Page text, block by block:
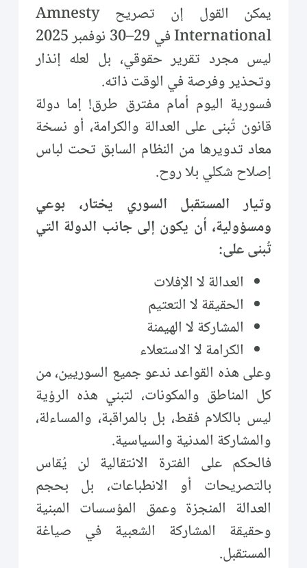
يمكن القول إن تصريح Amnesty
International في 29–30 نوفمبر 2025
ليس مجرد تقرير حقوقي، بل لعله إنذار
وتحذير وفرصة في الوقت ذاته.
فسورية اليوم أمام مفترق طرق! إما دولة
قانون تُبنى على العدالة والكرامة، أو نسخة
معاد تدويرها من النظام السابق تحت لباس
إصلاح شكلي بلا روح.
وتيار المستقبل السوري يختار، بوعي
ومسؤولية، أن يكون إلى جانب الدولة التي
تُبنى على:
العدالة لا الإفلات
الحقيقة لا التعتيم
المشاركة لا الهيمنة
الكرامة لا الاستعلاء
وعلى هذه القواعد ندعو جميع السوريين، من
كل المناطق والمكونات، لتبني هذه الرؤية
ليس بالكلام فقط، بل بالمراقبة، والمساءلة،
والمشاركة المدنية والسياسية.
فالحكم على الفترة الانتقالية لن يُقاس
بالتصريحات أو الانطباعات، بل بحجم
العدالة المنجزة وعمق المؤسسات المبنية
وحقيقة المشاركة الشعبية في صياغة
المستقبل.